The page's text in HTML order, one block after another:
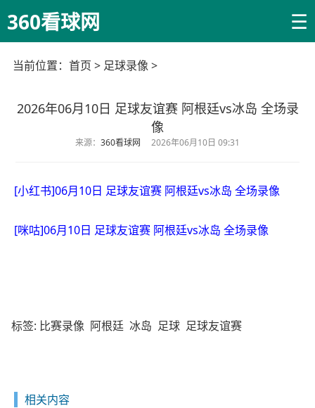
360看球网 ☰
当前位置： 首页 > 足球录像 >
2026年06月10日 足球友谊赛 阿根廷vs冰岛 全场录
像
来源： 360看球网 2026年06月10日 09:31
[小红书]06月10日 足球友谊赛 阿根廷vs冰岛 全场录像
[咪咕]06月10日 足球友谊赛 阿根廷vs冰岛 全场录像
标签: 比赛录像 阿根廷 冰岛 足球 足球友谊赛
相关内容